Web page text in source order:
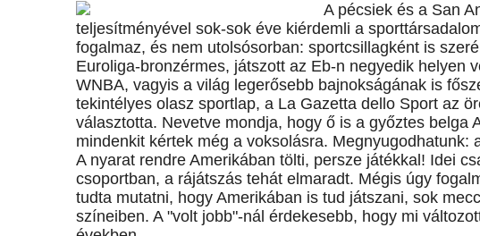
A pécsiek és a San
teljesítményével sok-sok éve kiérdemli a
fogalmaz, és nem utolsósorban: sportcsillagként is
Euroliga-bronzérmes, játszott az Eb-n negyedik helyen
WNBA, vagyis a világ legerősebb bajnokságának is
tekintélyes olasz sportlap, a La Gazetta dello Sport az
választotta. Nevetve mondja, hogy ő is a győztes belga
mindenkit kértek még a voksolásra. Megnyugodhatunk:
A nyarat rendre Amerikában tölti, persze játékkal! Idei
csoportban, a rájátszás tehát elmaradt. Mégis úgy
tudta mutatni, hogy Amerikában is tud játszani, sok
színeiben. A "volt jobb"-nál érdekesebb, hogy mi